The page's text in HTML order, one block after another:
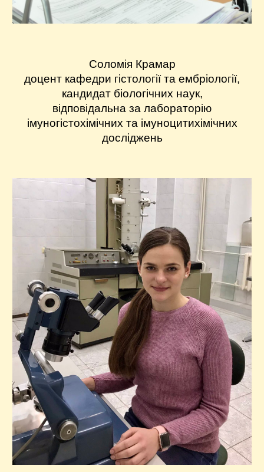
Соломія Крамар
доцент кафедри гістології та ембріології,
кандидат біологічних наук,
відповідальна за лабораторію
імуногістохімічних та імуноцитихімічних
досліджень